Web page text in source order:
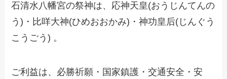
石清水八幡宮の祭神は、応神天皇(おうじんてんの
う)・比咩大神(ひめおおかみ)・神功皇后(じんぐう
こうごう) 。
ご利益は、必勝祈願・国家鎮護・交通安全・安